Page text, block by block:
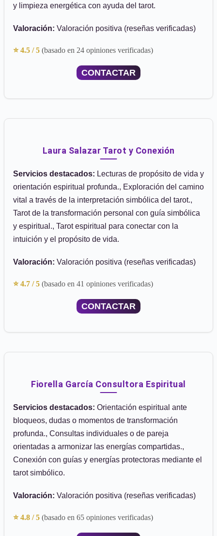
y limpieza energética con ayuda del tarot.
Valoración: Valoración positiva (reseñas verificadas)
⭐ 4.5 / 5 (basado en 24 opiniones verificadas)
CONTACTAR
Laura Salazar Tarot y Conexión
Servicios destacados: Lecturas de propósito de vida y
orientación espiritual profunda., Exploración del camino
vital a través de la interpretación simbólica del tarot.,
Tarot de la transformación personal con guía simbólica
y espiritual., Tarot espiritual para conectar con la
intuición y el propósito de vida.
Valoración: Valoración positiva (reseñas verificadas)
⭐ 4.7 / 5 (basado en 41 opiniones verificadas)
CONTACTAR
Fiorella García Consultora Espiritual
Servicios destacados: Orientación espiritual ante
bloqueos, dudas o momentos de transformación
profunda., Consultas individuales o de pareja
orientadas a armonizar las energías compartidas.,
Conexión con guías y energías protectoras mediante el
tarot simbólico.
Valoración: Valoración positiva (reseñas verificadas)
⭐ 4.8 / 5 (basado en 65 opiniones verificadas)